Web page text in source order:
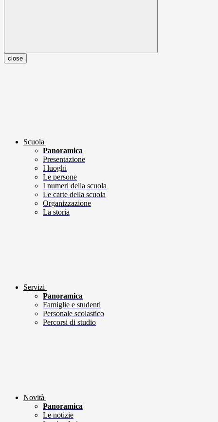
close
Scuola
Panoramica
Presentazione
I luoghi
Le persone
I numeri della scuola
Le carte della scuola
Organizzazione
La storia
Servizi
Panoramica
Famiglie e studenti
Personale scolastico
Percorsi di studio
Novità
Panoramica
Le notizie